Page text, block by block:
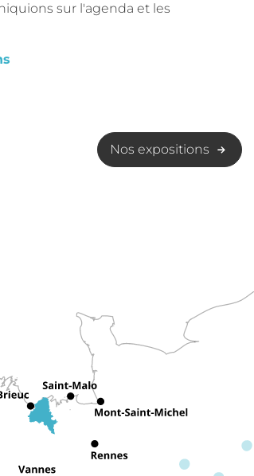
sur l'agenda et les
Nos expositions